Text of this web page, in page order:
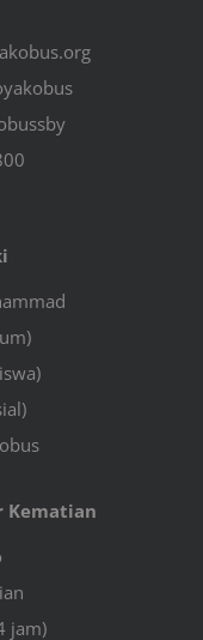
Kematian
jam)